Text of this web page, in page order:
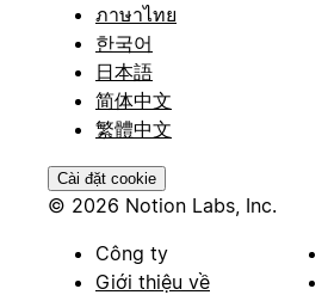
ภาษาไทย
한국어
日本語
简体中文
繁體中文
Cài đặt cookie
© 2026 Notion Labs, Inc.
Công ty
Giới thiệu về